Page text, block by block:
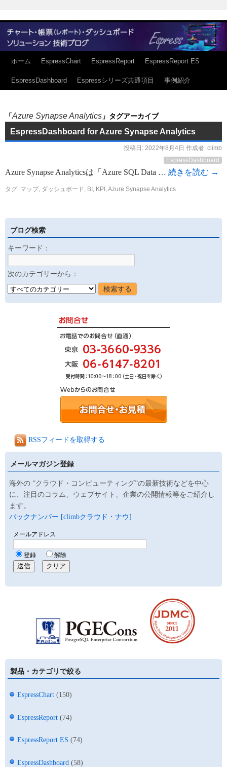
ホーム EspressChart EspressReport EspressReport ES
EspressDashboard Espressシリーズ共通項目 事例紹介
「Azure Synapse Analytics 」タグアーカイブ
EspressDashboard for Azure Synapse Analytics
投稿日: 2022年8月4日 作成者: climb
EspressDashboard
Azure Synapse Analyticsは「Azure SQL Data … 続きを読む →
タグ: マップ, ダッシュボード, BI , KPI ,Azure Synapse Analytics
ブログ検索
キーワード：
次のカテゴリーから：
RSSフィードを取得する
メールマガジン登録
海外の ”クラウド・コンピューティング”の最新技術などを中心
に、注目のコラム、ウェブサイト、企業の公開情報等をご紹介し
ます。
バックナンバー [climbクラウド・ナウ]
製品・カテゴリで絞る
EspressChart (150)
EspressReport (74)
EspressReport ES (74)
EspressDashboard (58)